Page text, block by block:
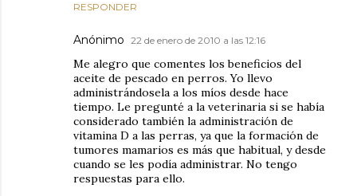
RESPONDER
Anónimo 22 de enero de 2010 a las 12:16
Me alegro que comentes los beneficios del
aceite de pescado en perros. Yo llevo
administrándosela a los míos desde hace
tiempo. Le pregunté a la veterinaria si se había
considerado también la administración de
vitamina D a las perras, ya que la formación de
tumores mamarios es más que habitual, y desde
cuando se les podía administrar. No tengo
respuestas para ello.